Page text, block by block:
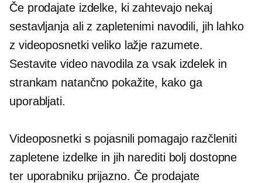
Če prodajate izdelke, ki zahtevajo nekaj
sestavljanja ali z zapletenimi navodili, jih lahko
z videoposnetki veliko lažje razumete.
Sestavite video navodila za vsak izdelek in
strankam natančno pokažite, kako ga
uporabljati.
Videoposnetki s pojasnili pomagajo razčleniti
zapletene izdelke in jih narediti bolj dostopne
ter uporabniku prijazno. Če prodajate